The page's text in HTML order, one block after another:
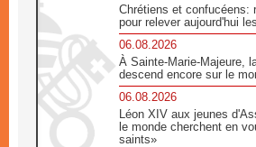
Chrétiens et confucéens:
pour relever aujourd'hui
06.08.2026
À Sainte-Marie-Majeure,
descend encore sur le
06.08.2026
Léon XIV aux jeunes
le monde cherchent en
saints»